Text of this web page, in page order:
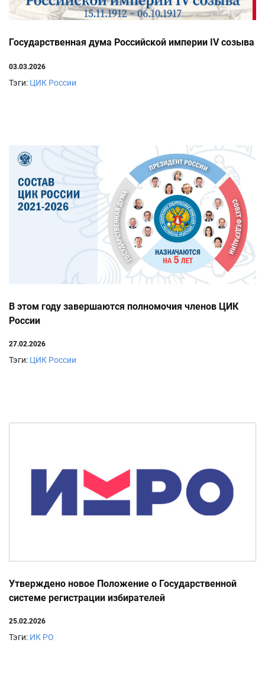
Государственная дума Российской империи IV созыва
03.03.2026
Тэги: ЦИК России
В этом году завершаются полномочия членов ЦИК
России
27.02.2026
Тэги: ЦИК России
Утверждено новое Положение о Государственной
системе регистрации избирателей
25.02.2026
Тэги: ИК РО